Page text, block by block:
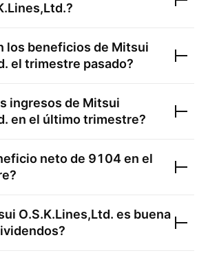
?
los beneficios de Mitsui
el trimestre pasado?
ingresos de Mitsui
en el último trimestre?
neto de 9104en el
O.S.K.Lines,Ltd. es buena